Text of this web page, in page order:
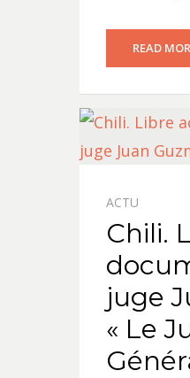
READ
ACTU
Chili.
juge
« Le